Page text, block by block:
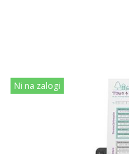
Ni na zalogi